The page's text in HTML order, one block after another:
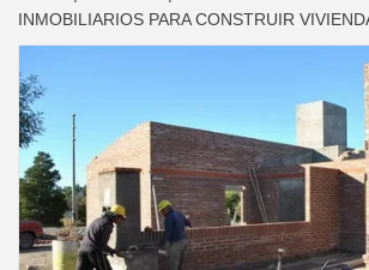
INMOBILIARIOS PARA CONSTRUIR